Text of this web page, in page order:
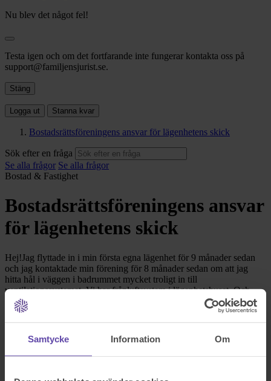
Samtycke Information Om
Nu blev det något fel!
Testa igen och om det fortfarande inte fungerar kontakta oss på
support@familjensjurist.se.
Stäng
Logga ut Stanna kvar
Bostadsrättsföreningens ansvar för lägenhetens skick
Sök efter en fråga
Se alla frågor Se alla frågor
Bostad & Fastighet
Bostadsrättsföreningens ansvar
för lägenhetens skick
Hej!Jag flyttade in i min första egna lägenhet för 9 månader sedan
och jag kontaktade min förening för 8 månader sedan om att jag
hitta hål i väggen i badrummet mycket troligt in till
ventilationssystemet. Vi har frånluftsystem i lägenhetshuset. Och
hålet är bakom den kaklade väggen det är som en slits där
avloppsrör går bakom och innanför innertaket. Föreningen gjorde
stambyte år 2000 i alla badrum och det är stor sannolikhet att
problemet uppstod då för att jag har haft en murare hemma hos mig
som försökte stänga igen hålet som syns och han tyckte att det såg ut
som att spacklingen/murningen var från då. Varför jag förklarar allt
köksfläktar. Så all rök kommer in i mitt badrum. Och passiv rökning